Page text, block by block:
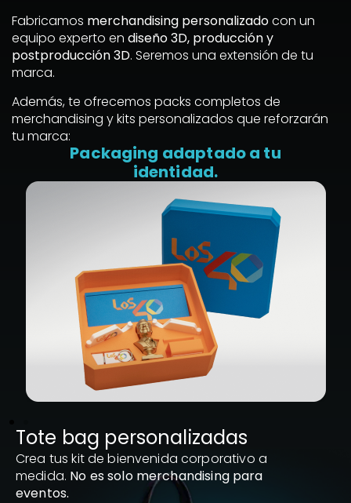
Fabricamos merchandising personalizadocon un
equipo experto en diseño 3D, producción y
postproducción 3D. Seremos una extensión de tu
marca.
Además, te ofrecemos packs completos de
merchandising y kits personalizados que reforzarán
tu marca:
Packaging adaptado a tu
identidad.
Tote bag personalizadas
Crea tus kit de bienvenida corporativo a
medida. No es solo merchandising para
eventos.